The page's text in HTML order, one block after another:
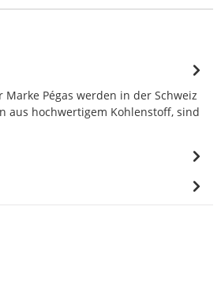
Pégas werden in der Schweiz
aus hochwertigem Kohlenstoff, sind